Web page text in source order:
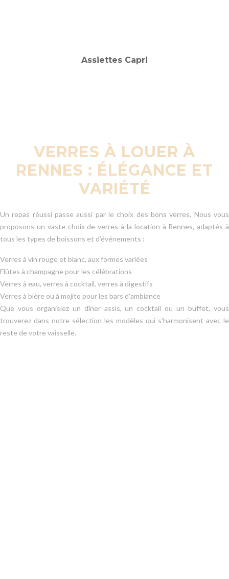
VERRES À LOUER À
RENNES : ÉLÉGANCE ET
VARIÉTÉ
Un repas réussi passe aussi par le choix des bons verres. Nous vous
proposons un vaste choix de verres à la location à Rennes, adaptés à
tous les types de boissons et d’événements :
Verres à vin rouge et blanc, aux formes variées
Flûtes à champagne pour les célébrations
Verres à eau, verres à cocktail, verres à digestifs
Verres à bière ou à mojito pour les bars d’ambiance
Que vous organisiez un dîner assis, un cocktail ou un buffet, vous
trouverez dans notre sélection les modèles qui s’harmonisent avec le
reste de votre vaisselle.